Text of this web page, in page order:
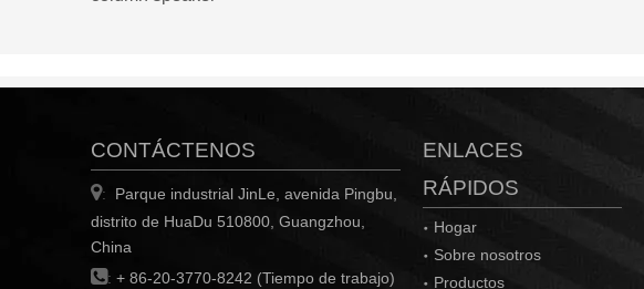
CONTÁCTENOS
:
Parque industrial JinLe, avenida Pingbu,
distrito de HuaDu 510800, Guangzhou,
China
: + 86-20-3770-8242 (Tiempo de trabajo)
ENLACES
RÁPIDOS
Hogar
Sobre nosotros
Productos